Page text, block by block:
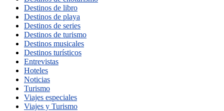
Destinos de libro
Destinos de playa
Destinos de series
Destinos de turismo
Destinos musicales
Destinos turísticos
Entrevistas
Hoteles
Noticias
Turismo
Viajes especiales
Viajes y Turismo